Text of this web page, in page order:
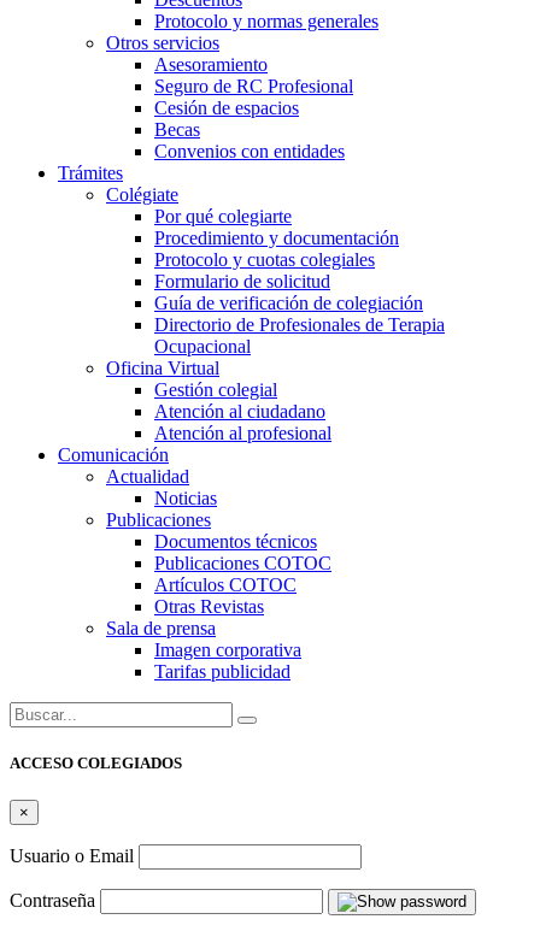
Protocolo y normas generales
Otros servicios
Asesoramiento
Seguro de RC Profesional
Cesión de espacios
Becas
Convenios con entidades
Trámites
Colégiate
Por qué colegiarte
Procedimiento y documentación
Protocolo y cuotas colegiales
Formulario de solicitud
Guía de verificación de colegiación
Directorio de Profesionales de Terapia
Ocupacional
Oficina Virtual
Gestión colegial
Atención al ciudadano
Atención al profesional
Comunicación
Actualidad
Noticias
Publicaciones
Documentos técnicos
Publicaciones COTOC
Artículos COTOC
Otras Revistas
Sala de prensa
Imagen corporativa
Tarifas publicidad
Buscar:
ACCESO COLEGIADOS
×
Usuario o Email
Contraseña